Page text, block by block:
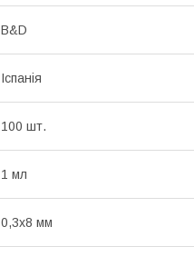
B&D
Іспанія
100 шт.
1 мл
0,3х8 мм